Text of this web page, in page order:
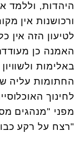
היהדות, וללמד
ורכושנות אין
לטיעון הזה אין
האמנה כן
באלימות
החתומות עליה
לחינוך
מפני "מנהגים
"רצח על רקע